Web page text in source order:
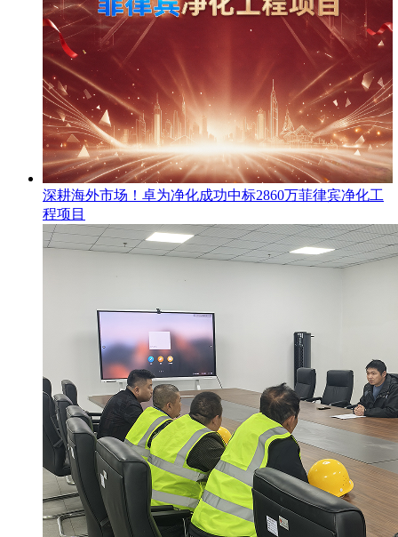
​深耕海外市场！卓为净化成功中标2860万菲律宾净化工
程项目